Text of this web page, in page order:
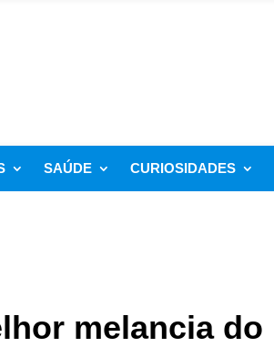
SAÚDE CURIOSIDADES
melancia do